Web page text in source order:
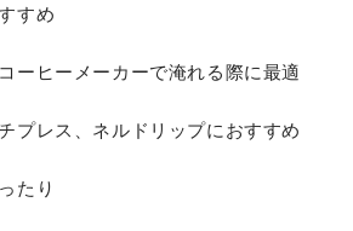
すめ
ーヒーメーカーで淹れる際に最適
プレス、ネルドリップにおすすめ
たり